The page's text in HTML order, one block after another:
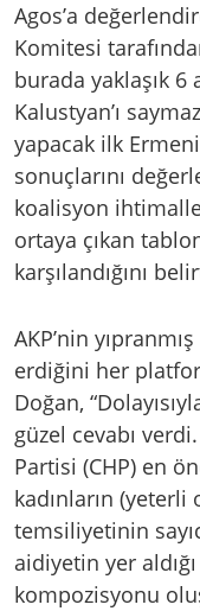
Agos’a
Komitesi
burada yaklaşık
Kalustyan’ı
yapacak ilk
sonuçlarını
koalisyon
ortaya çıkan
karşılandığını
AKP’nin
erdiğini her
Doğan,
güzel cevabı
Partisi (CHP) en
kadınların
temsiliyetinin
aidiyetin yer
kompozisyonu